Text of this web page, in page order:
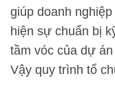
giúp doanh
hiện sự chuẩn bị
tầm vóc của dự
Vậy quy trình tổ